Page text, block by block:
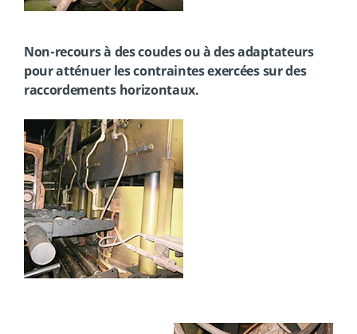
Non-recours à des coudes ou à des adaptateurs
pour atténuer les contraintes exercées sur des
raccordements horizontaux.